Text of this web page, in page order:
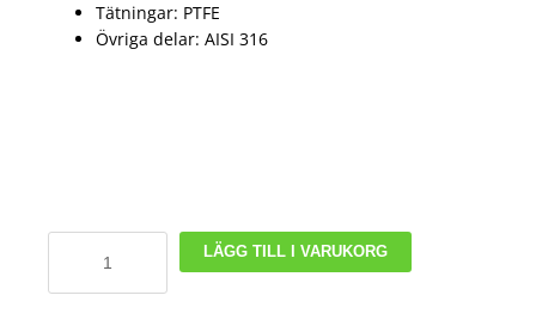
Tätningar: PTFE
Övriga delar: AISI 316
Ryton
LÄGG TILL I VARUKORG